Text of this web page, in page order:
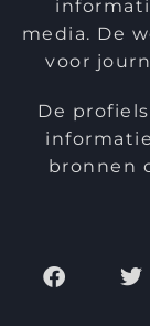
media. De
voor
De
bronnen